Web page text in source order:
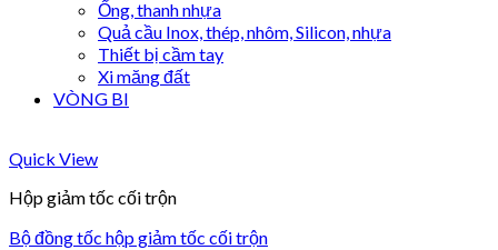
Ống, thanh nhựa
Quả cầu Inox, thép, nhôm, Silicon, nhựa
Thiết bị cầm tay
Xi măng đất
VÒNG BI
Quick View
Hộp giảm tốc cối trộn
Bộ đồng tốc hộp giảm tốc cối trộn